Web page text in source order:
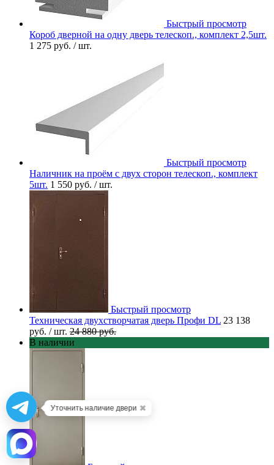
Быстрый просмотр
Короб дверной на одну дверь телескоп., комплект 2,5шт.
1 275 руб. / шт.
Быстрый просмотр
Наличник на проём с двух сторон телескоп., комплект
5шт. 1 550 руб. / шт.
Быстрый просмотр
Техническая двухстворчатая дверь Профи DL 23 138
руб. / шт. 24 880 руб.
В наличии
Уточнить наличие двери ✖